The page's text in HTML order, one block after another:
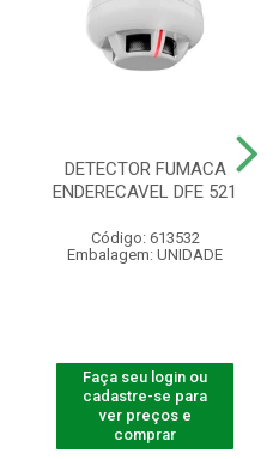
DETECTOR FUMACA
ENDERECAVEL DFE 521
Código: 613532
Embalagem: UNIDADE
Faça seu login ou
cadastre-se para
ver preços e
comprar